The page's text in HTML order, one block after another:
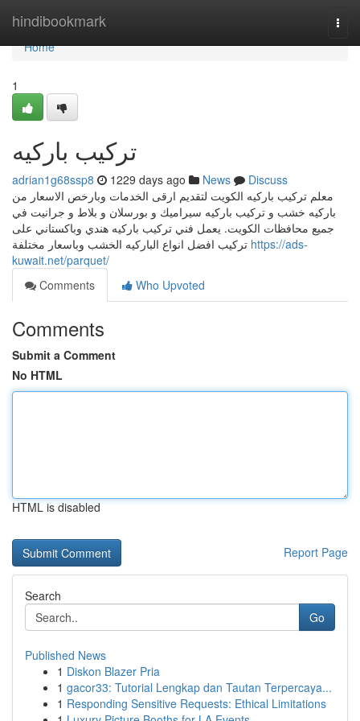
hindibookmark
Home
Home
1
تركيب باركيه
adrian1g68ssp8 1229 days ago News
Discuss
معلم تركيب باركيه الكويت لتقديم ارقى الخدمات وبارخص الاسعار من
باركيه خشب و تركيب باركيه سيراميك و بورسلان و بلاط و جرانيت في
جميع محافظات الكويت. يعمل فني تركيب باركيه هندي وباكستاني على
https://ads-
kuwait.net/parquet/
Comments
Who Upvoted
Comments
Submit a Comment
No HTML
HTML is disabled
Report Page
Search
Go
Published News
1 Diskon Blazer Pria
1 gacor33: Tutorial Lengkap dan Tautan Terpercaya...
1 Responding Sensitive Requests: Ethical Limitations